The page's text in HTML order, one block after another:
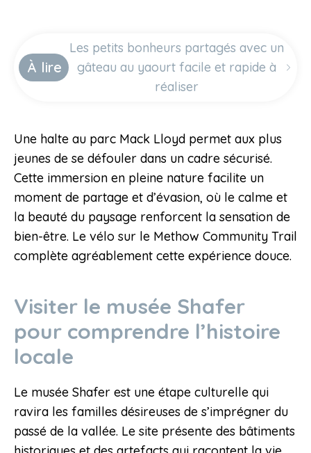
À lire
Les petits bonheurs partagés avec un
gâteau au yaourt facile et rapide à
réaliser
Une halte au parc Mack Lloyd permet aux plus
jeunes de se défouler dans un cadre sécurisé.
Cette immersion en pleine nature facilite un
moment de partage et d’évasion, où le calme et
la beauté du paysage renforcent la sensation de
bien-être. Le vélo sur le Methow Community Trail
complète agréablement cette expérience douce.
Visiter le musée Shafer
pour comprendre l’histoire
locale
Le musée Shafer est une étape culturelle qui
ravira les familles désireuses de s’imprégner du
passé de la vallée. Le site présente des bâtiments